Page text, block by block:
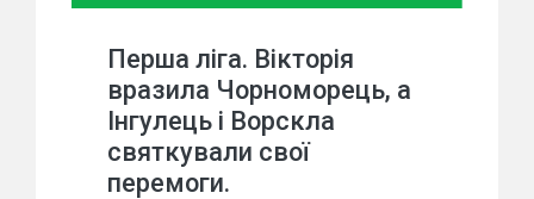
Перша ліга. Вікторія
вразила Чорноморець, а
Інгулець і Ворскла
святкували свої
перемоги.